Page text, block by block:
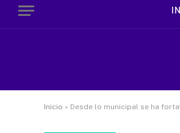
Inicio » Desde lo municipal se ha